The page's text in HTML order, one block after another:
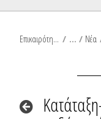
Επικαιρότητα / Νέα